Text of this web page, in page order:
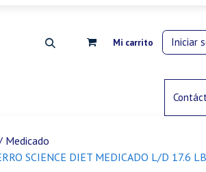
Mi carrito Iniciar
Control de animales
Medicado
SCIENCE DIET MEDICADO L/D 17.6